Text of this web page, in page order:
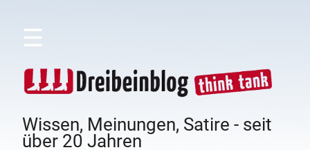
☰
Wissen, Meinungen, Satire - seit
über 20 Jahren